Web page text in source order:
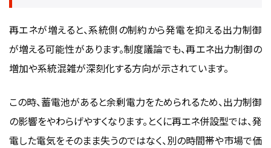
再エネが増えると、系統側の制約から発電を抑える出力制御
が増える可能性があります。制度議論でも、再エネ出力制御の
増加や系統混雑が深刻化する方向が示されています。
この時、蓄電池があると余剰電力をためられるため、出力制御
の影響をやわらげやすくなります。とくに再エネ併設型では、発
電した電気をそのまま失うのではなく、別の時間帯や市場で価